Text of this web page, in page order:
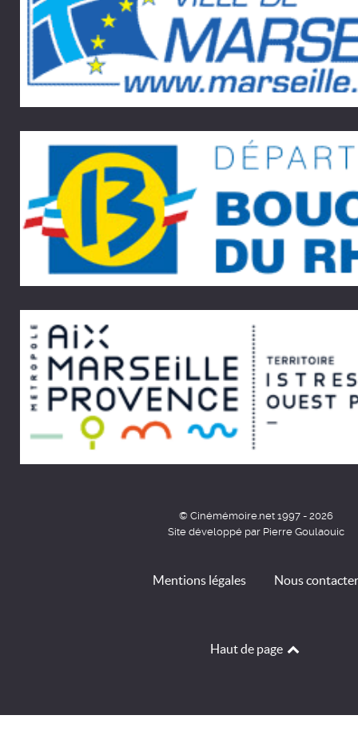
© Cinémémoire.net 1997 - 2026
Site développé par Pierre Goulaouic
Mentions légales Nous contacter
Haut de page